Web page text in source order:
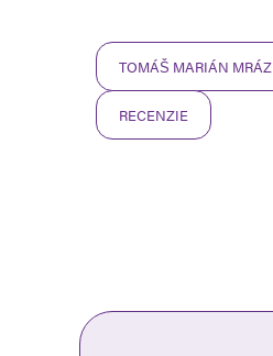
TOMÁŠ MARIÁN MRÁZ
RECENZIE